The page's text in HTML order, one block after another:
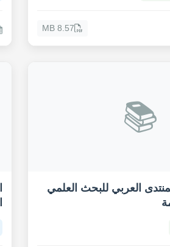
8.57 MB
📚
العربي للبحث العلمي